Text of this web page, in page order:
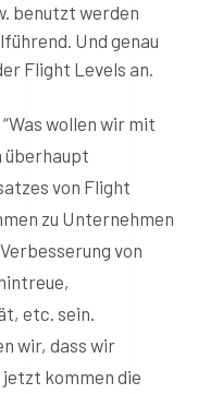
benutzt werden
Und genau
Flight Levels an.
wollen wir mit
überhaupt
von Flight
zu Unternehmen
von
etc. sein.
wir, dass wir
kommen die